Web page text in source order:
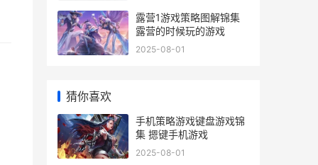
露营1游戏策略图解锦集
露营的时候玩的游戏
2025-08-01
猜你喜欢
手机策略游戏键盘游戏锦
集 摁键手机游戏
2025-08-01